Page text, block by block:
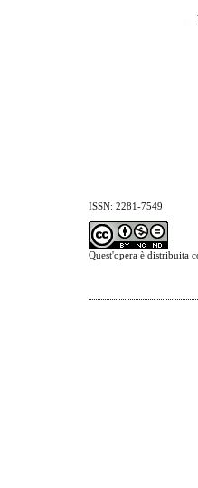
ISSN: 2281-7549
Quest'opera è distribuita